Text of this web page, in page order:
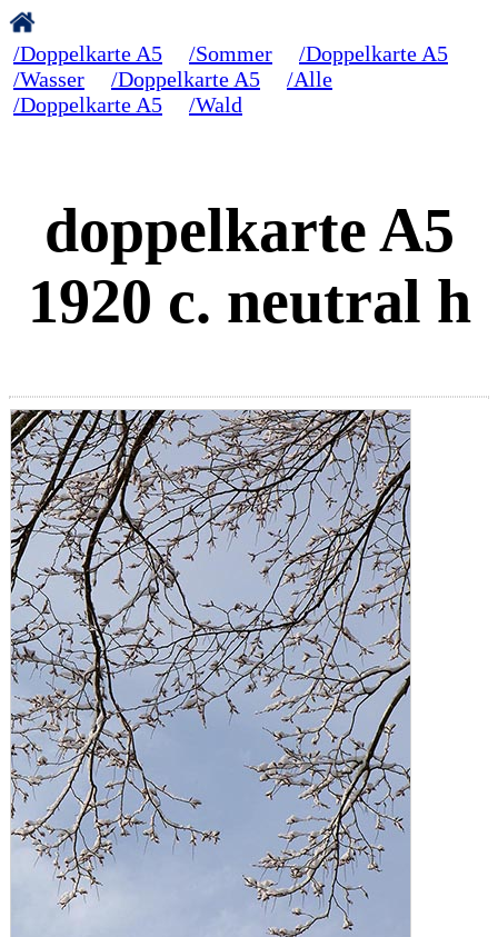
/Doppelkarte A5 /Sommer
/Doppelkarte A5
/Wasser
/Doppelkarte A5
/Alle
/Doppelkarte A5
/Wald
doppelkarte A5
1920 c. neutral h